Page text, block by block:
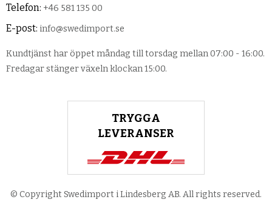
Telefon: +46 581 135 00
E-post: info@swedimport.se
Kundtjänst har öppet måndag till torsdag mellan 07:00 - 16:00.
Fredagar stänger växeln klockan 15:00.
TRYGGA
LEVERANSER
© Copyright Swedimport i Lindesberg AB. All rights reserved.